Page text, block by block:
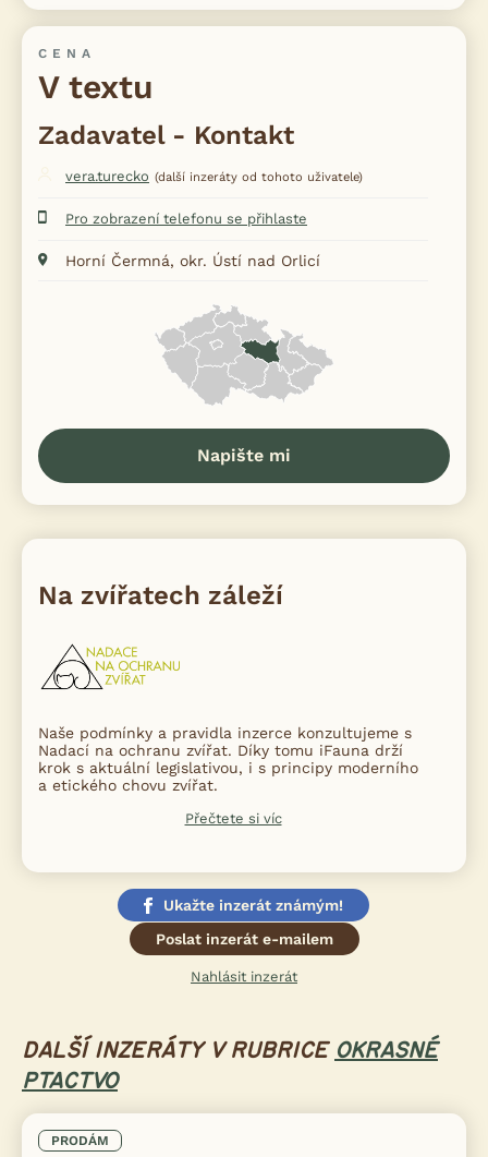
CENA
V textu
Zadavatel - Kontakt
vera.turecko (další inzeráty od tohoto uživatele)
Pro zobrazení telefonu se přihlaste
Horní Čermná, okr. Ústí nad Orlicí
Napište mi
Na zvířatech záleží
Naše podmínky a pravidla inzerce konzultujeme s
Nadací na ochranu zvířat. Díky tomu iFauna drží
krok s aktuální legislativou, i s principy moderního
a etického chovu zvířat.
Přečtete si víc
Ukažte inzerát známým!
Poslat inzerát e-mailem
Nahlásit inzerát
DALŠÍ INZERÁTY V RUBRICE OKRASNÉ
PTACTVO
PRODÁM